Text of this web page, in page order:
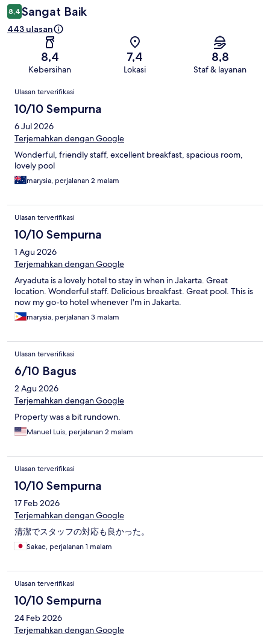
8,4 Sangat Baik
443 ulasan
8,4
Kebersihan
7,4
Lokasi
8,8
Staf & layanan
Ulasan
Ulasan terverifikasi
10/10 Sempurna
6 Jul 2026
Terjemahkan dengan Google
Wonderful, friendly staff, excellent breakfast, spacious room,
lovely pool
marysia, perjalanan 2 malam
Ulasan terverifikasi
10/10 Sempurna
1 Agu 2026
Terjemahkan dengan Google
Aryaduta is a lovely hotel to stay in when in Jakarta. Great
location. Wonderful staff. Delicious breakfast. Great pool. This is
now my go-to hotel whenever I'm in Jakarta.
marysia, perjalanan 3 malam
Ulasan terverifikasi
6/10 Bagus
2 Agu 2026
Terjemahkan dengan Google
Property was a bit rundown.
Manuel Luis, perjalanan 2 malam
Ulasan terverifikasi
10/10 Sempurna
17 Feb 2026
Terjemahkan dengan Google
清潔でスタッフの対応も良かった。
Sakae, perjalanan 1 malam
Ulasan terverifikasi
10/10 Sempurna
24 Feb 2026
Terjemahkan dengan Google